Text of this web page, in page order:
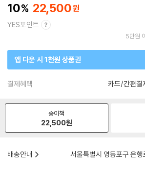
10 22,500
YES포인트
5만원
앱 다운 시 1천원 상품권
결제혜택 카드/간편결
종이책
22,500원
배송안내
서울특별시 영등포구 은